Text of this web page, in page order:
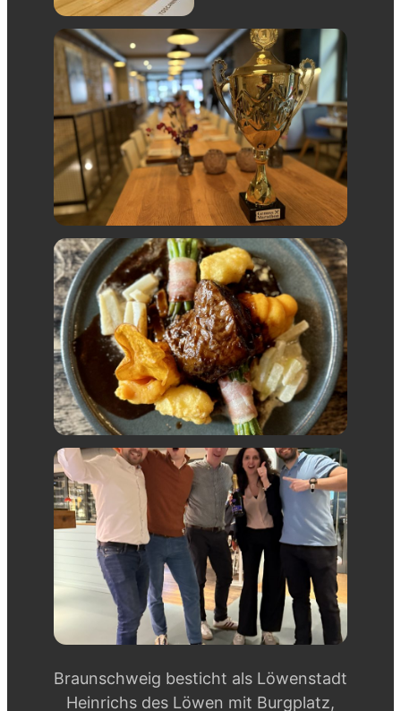
Braunschweig besticht als Löwenstadt
Heinrichs des Löwen mit Burgplatz,